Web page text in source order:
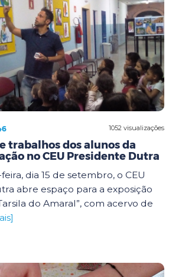
1052 visualizações
trabalhos dos alunos da
no CEU Presidente Dutra
dia 15 de setembro, o CEU
abre espaço para a exposição
do Amaral”, com acervo de